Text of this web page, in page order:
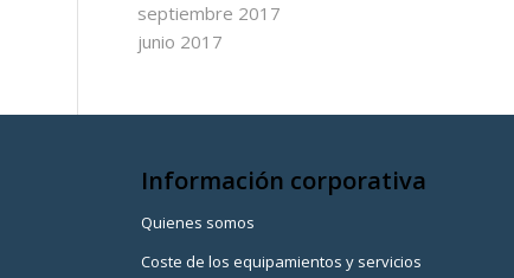
septiembre 2017
junio 2017
Información corporativa
Quienes somos
Coste de los equipamientos y servicios